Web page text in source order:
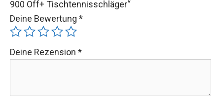
900 Off+ Tischtennisschläger“
Deine Bewertung *
Deine Rezension *